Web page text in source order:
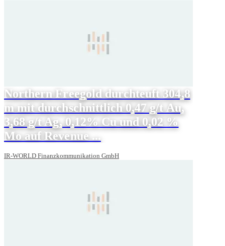
Northern Freegold durchteuft 304,8
m mit durchschnittlich 0,47 g/t Au,
3,68 g/t Ag, 0,12% Cu und 0,02 %
Mo auf Revenue ...
IR-WORLD Finanzkommunikation GmbH